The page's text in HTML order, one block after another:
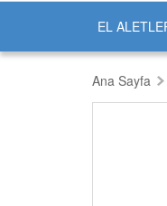
EL
Ana Sayfa